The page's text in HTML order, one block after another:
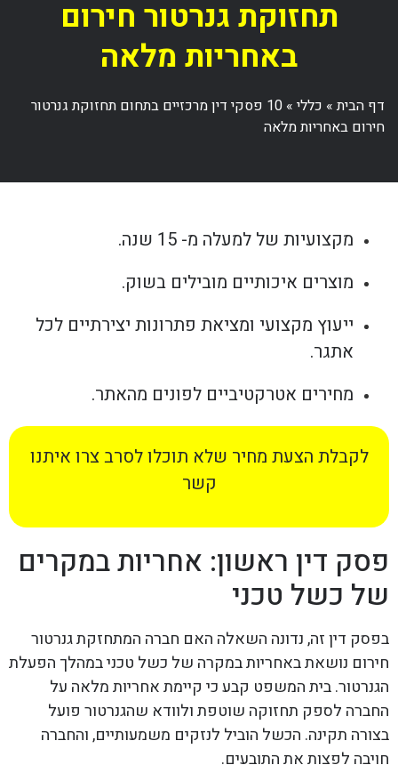
תחזוקת גנרטור חירום
באחריות מלאה
דף הבית» כללי»
10 פסקי דין מרכזיים בתחום תחזוקת גנרטור
חירום באחריות מלאה
מקצועיות של למעלה מ- 15 שנה.
מוצרים איכותיים מובילים בשוק.
ייעוץ מקצועי ומציאת פתרונות יצירתיים לכל
אתגר.
מחירים אטרקטיביים לפונים מהאתר.
לקבלת הצעת מחיר שלא תוכלו לסרב צרו איתנו
קשר
פסק דין ראשון: אחריות במקרים
של כשל טכני
בפסק דין זה, נדונה השאלה האם חברה המתחזקת גנרטור
חירום נושאת באחריות במקרה של כשל טכני במהלך הפעלת
הגנרטור. בית המשפט קבע כי קיימת אחריות מלאה על
החברה לספק תחזוקה שוטפת ולוודא שהגנרטור פועל
בצורה תקינה. הכשל הוביל לנזקים משמעותיים, והחברה
חויבה לפצות את התובעים.